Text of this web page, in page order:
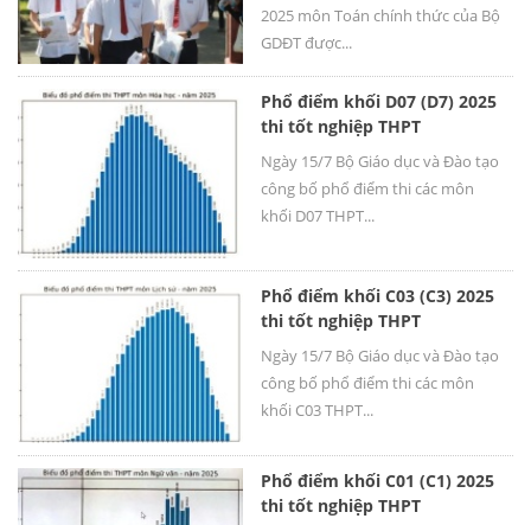
2025 môn Toán chính thức của Bộ
GDĐT được...
Phổ điểm khối D07 (D7) 2025
thi tốt nghiệp THPT
Ngày 15/7 Bộ Giáo dục và Đào tạo
công bố phổ điểm thi các môn
khối D07 THPT...
Phổ điểm khối C03 (C3) 2025
thi tốt nghiệp THPT
Ngày 15/7 Bộ Giáo dục và Đào tạo
công bố phổ điểm thi các môn
khối C03 THPT...
Phổ điểm khối C01 (C1) 2025
thi tốt nghiệp THPT